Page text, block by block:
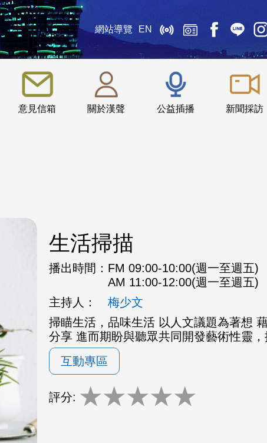
網站導覽 EN
意見信箱 關於漢聲 公益插播 新聞採訪
:::
生活掃描
播出時間： FM 09:00-10:00(週一至週五)
AM 11:00-12:00(週一至週五)
主持人：
梅少文
掃瞄生活，品味生活 以人文議題為著想
分享 進而期盼與聽眾共同開發藝術性靈
互動專區
評分: ★★★★★